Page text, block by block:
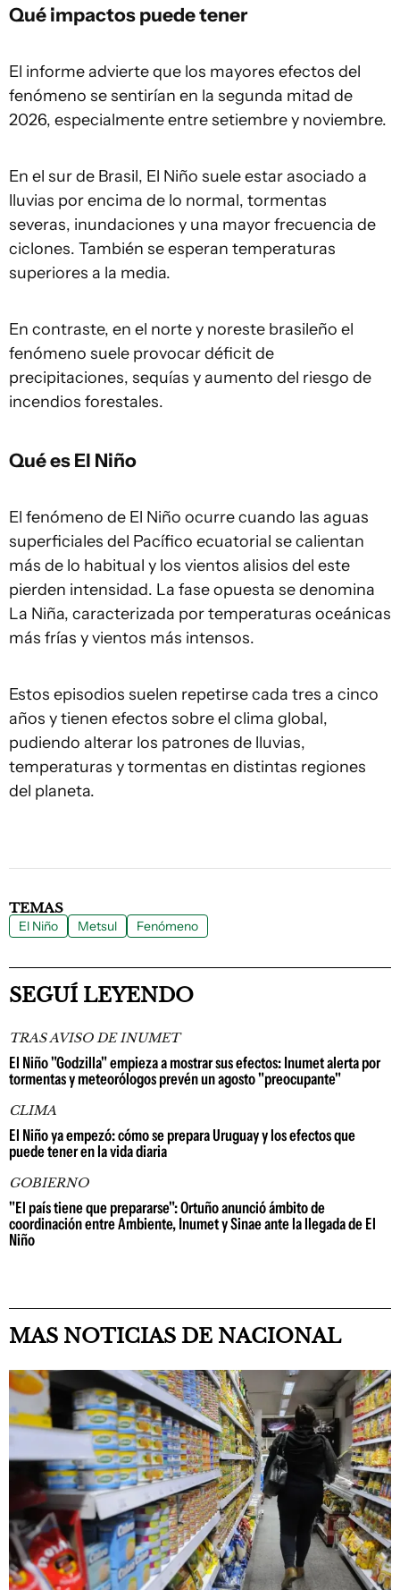
Qué impactos puede tener
El informe advierte que los mayores efectos del
fenómeno se sentirían en la segunda mitad de
2026, especialmente entre setiembre y noviembre.
En el sur de Brasil, El Niño suele estar asociado a
lluvias por encima de lo normal, tormentas
severas, inundaciones y una mayor frecuencia de
ciclones. También se esperan temperaturas
superiores a la media.
En contraste, en el norte y noreste brasileño el
fenómeno suele provocar déficit de
precipitaciones, sequías y aumento del riesgo de
incendios forestales.
Qué es El Niño
El fenómeno de El Niño ocurre cuando las aguas
superficiales del Pacífico ecuatorial se calientan
más de lo habitual y los vientos alisios del este
pierden intensidad. La fase opuesta se denomina
La Niña, caracterizada por temperaturas oceánicas
más frías y vientos más intensos.
Estos episodios suelen repetirse cada tres a cinco
años y tienen efectos sobre el clima global,
pudiendo alterar los patrones de lluvias,
temperaturas y tormentas en distintas regiones
del planeta.
TEMAS
El Niño Metsul Fenómeno
SEGUÍ LEYENDO
TRAS AVISO DE INUMET
El Niño "Godzilla" empieza a mostrar sus efectos: Inumet alerta por
tormentas y meteorólogos prevén un agosto "preocupante"
CLIMA
El Niño ya empezó: cómo se prepara Uruguay y los efectos que
puede tener en la vida diaria
GOBIERNO
"El país tiene que prepararse": Ortuño anunció ámbito de
coordinación entre Ambiente, Inumet y Sinae ante la llegada de El
Niño
MAS NOTICIAS DE NACIONAL